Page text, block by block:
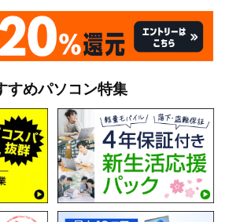
すめパソコン特集